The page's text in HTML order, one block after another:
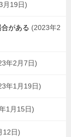
月19日
がある
2023年2
年2月7日
年1月19日
1月15日
12日